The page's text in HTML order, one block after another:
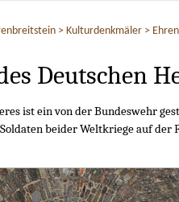
> Kulturdenkmäler>
Deutschen
ist ein von der Bundeswehr
beider Weltkriege auf der